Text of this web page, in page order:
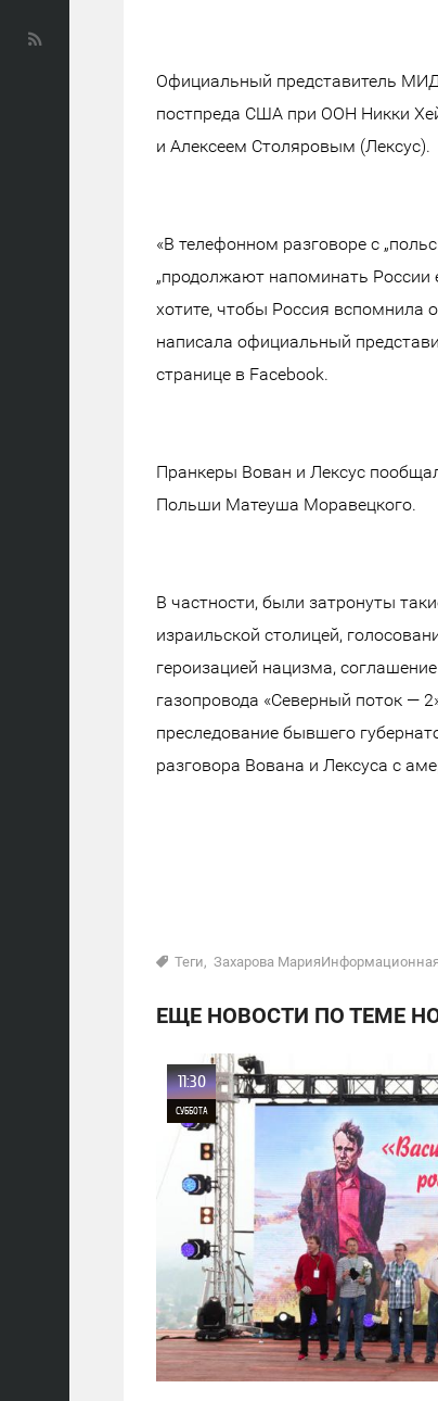
Официальный представитель
постпреда США при ООН Никки
и Алексеем Столяровым (Лексус).
«В телефонном разговоре с
„продолжают напоминать
хотите, чтобы Россия вспомнила
написала официальный
странице в Facebook.
Пранкеры Вован и Лексус
Польши Матеуша Моравецкого.
В частности, были затронуты
израильской столицей,
героизацией нацизма,
газопровода «Северный поток —
преследование бывшего
разговора Вована и Лексуса с
Теги, Захарова
ЕЩЕ НОВОСТИ ПО ТЕМЕ
11:30
СУББОТА